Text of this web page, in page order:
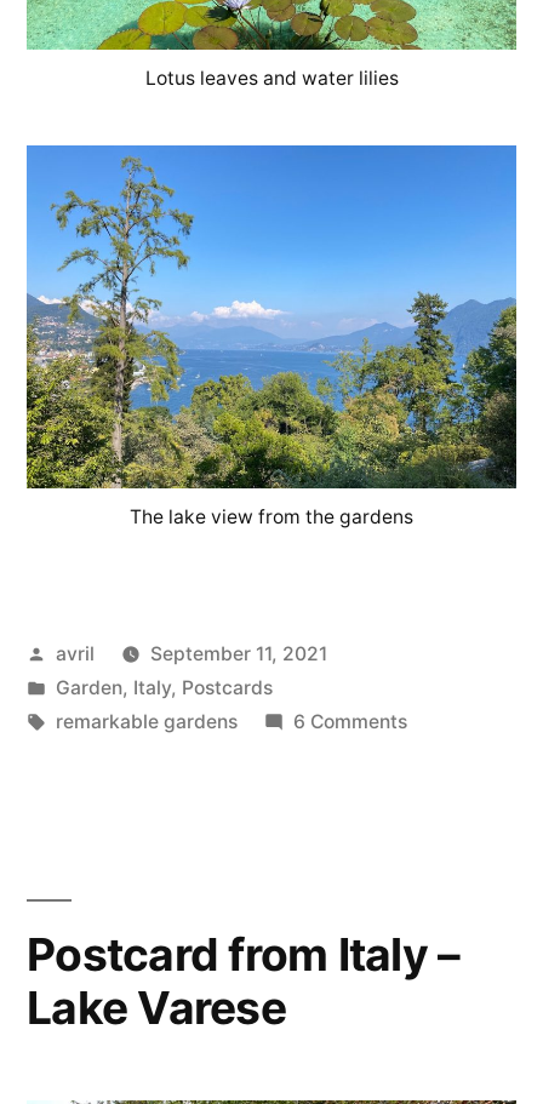
Lotus leaves and water lilies
The lake view from the gardens
Posted
by
avril
September 11, 2021
Posted
in
Garden, Italy, Postcards
Tags:
remarkable gardens 6 Commentson
Postcard from Italy –
Lake Varese